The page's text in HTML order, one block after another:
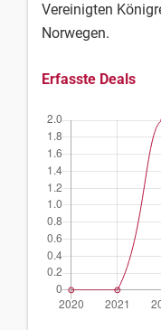
Vereinigten
Norwegen.
Erfasste Deals